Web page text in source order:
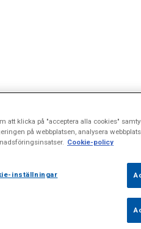
för
att klicka på "acceptera alla cookies"
på webbplatsen, analysera
Cookie-policy
inställningar